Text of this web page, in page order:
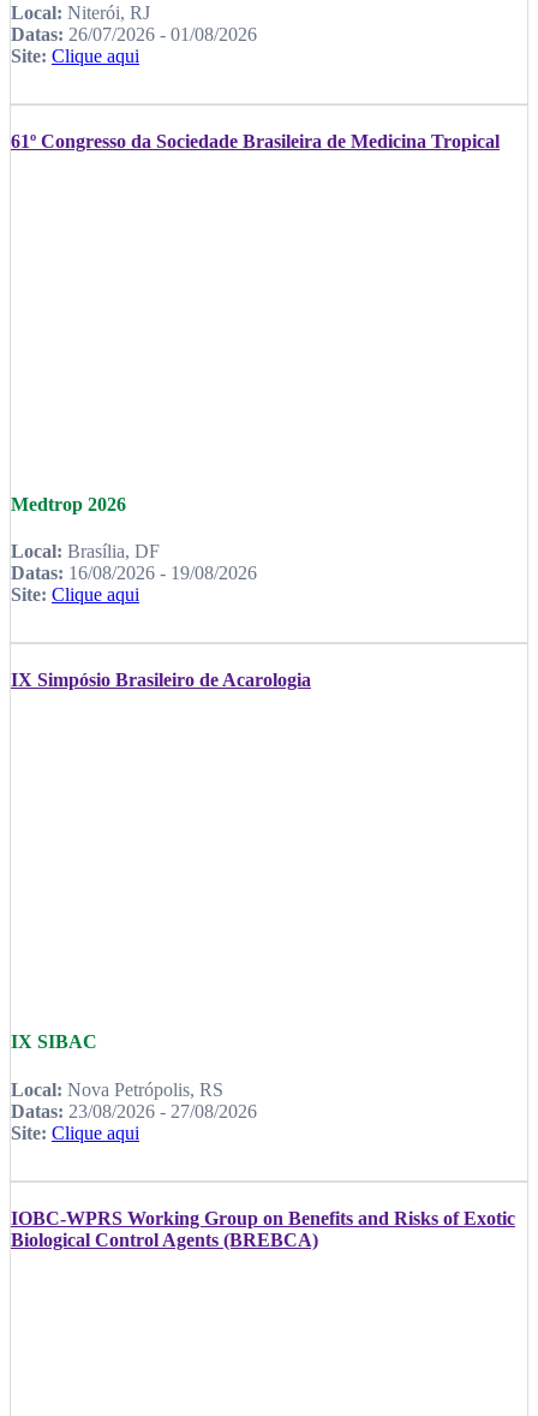
Local: Niterói, RJ
Datas: 26/07/2026 - 01/08/2026
Site: Clique aqui
61º Congresso da Sociedade Brasileira de Medicina Tropical
Medtrop 2026
Local: Brasília, DF
Datas: 16/08/2026 - 19/08/2026
Site: Clique aqui
IX Simpósio Brasileiro de Acarologia
IX SIBAC
Local: Nova Petrópolis, RS
Datas: 23/08/2026 - 27/08/2026
Site: Clique aqui
IOBC-WPRS Working Group on Benefits and Risks of Exotic
Biological Control Agents (BREBCA)